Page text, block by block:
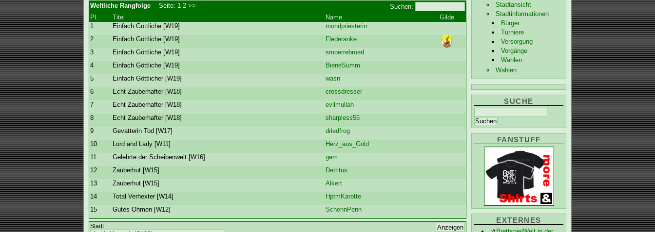
Stadtansicht
Stadtinformationen
Bürger
Turniere
Versorgung
Vorgänge
Wahlen
Wahlen
SUCHE
FANSTUFF
EXTERNES
Suchen:
Weltliche Rangfolge Seite: 1 2 >>
Pl.
Titel Name
Gilde
1
Einfach Göttliche [W19]
mondpriesterin
2
Einfach Göttliche [W19]
Flederanke
3
Einfach Göttliche [W19]
smoerrebroed
4
Einfach Göttliche [W19]
BieneSumm
5
Einfach Göttlicher [W19]
wasn
6
Echt Zauberhafter [W18]
crossdresser
7
Echt Zauberhafter [W18]
evilmullah
8
Echt Zauberhafter [W18]
sharpless55
9
Gevatterin Tod [W17]
driedfrog
10
Lord and Lady [W11]
Herz_aus_Gold
11
Gelehrte der Scheibenwelt [W16]
gem
12
Zauberhut [W15]
Detritus
13
Zauberhut [W15]
Alkert
14
Total Verhexter [W14]
HptmKarotte
15
Gutes Ohmen [W12] SchennPenn
Stadt